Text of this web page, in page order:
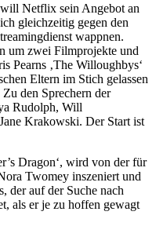
Netflix sein Angebot an
gleichzeitig gegen den
wappnen.
um zwei Filmprojekte und
Pearns ‚The Willoughbys‘
Eltern im Stich gelassen
den Sprechern der
Rudolph, Will
Krakowski. Der Start ist
Dragon‘, wird von der für
Twomey inszeniert und
der auf der Suche nach
als er je zu hoffen gewagt